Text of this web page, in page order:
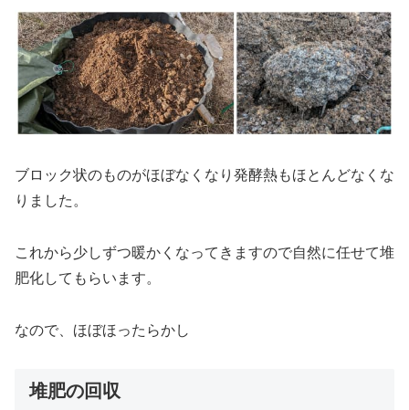
ブロック状のものがほぼなくなり発酵熱もほとんどなくな
りました。
これから少しずつ暖かくなってきますので自然に任せて堆
肥化してもらいます。
なので、ほぼほったらかし
堆肥の回収